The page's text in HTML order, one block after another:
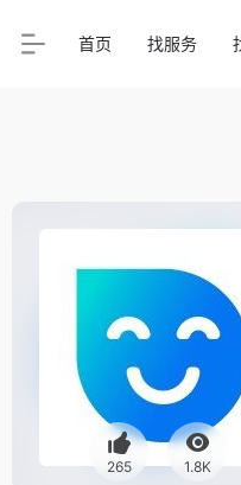
首页 找服务
265 1.8K